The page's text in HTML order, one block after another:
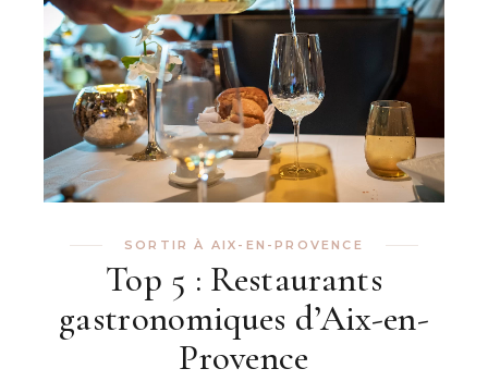
SORTIR À AIX-EN-PROVENCE
Top 5 : Restaurants
gastronomiques d’Aix-en-
Provence